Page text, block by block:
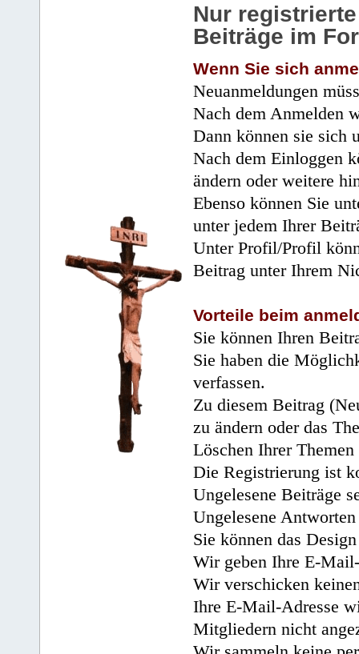
Nur
Beiträge im
Wenn Sie sich
Neuanmeldungen
Nach dem Anmelden
Dann können sie sich
Nach dem Einloggen
ändern oder weitere
Ebenso können Sie
unter jedem Ihrer
Unter Profil/Profil
Beitrag unter Ihrem
Vorteile beim
Sie können Ihren
Sie haben die
verfassen.
Zu diesem Beitrag
zu ändern oder das
Löschen Ihrer
Die Registrierung ist
Ungelesene Beiträge
Ungelesene
Sie können das
Wir geben Ihre E-
Wir verschicken
Ihre E-Mail-Adresse
Mitgliedern nicht